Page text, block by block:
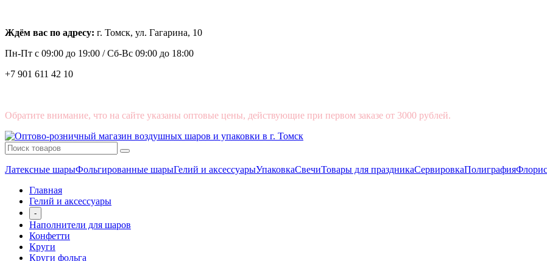
Ждём вас по адресу: г. Томск, ул. Гагарина, 10
Пн-Пт с 09:00 до 19:00 /Сб-Вс 09:00 до 18:00
+7 901 611 42 10
Обратите внимание, что на сайте указаны оптовые цены, действующие при первом заказе от 3000 рублей.
Латексные шарыФольгированные шарыГелий и аксессуарыУпаковкаСвечиТовары для праздникаСервировкаПолиграфия
Главная
Гелий и аксессуары
-
Наполнители для шаров
Конфетти
Круги
Круги фольга